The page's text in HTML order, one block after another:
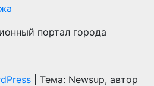
портал города
Тема: Newsup, автор